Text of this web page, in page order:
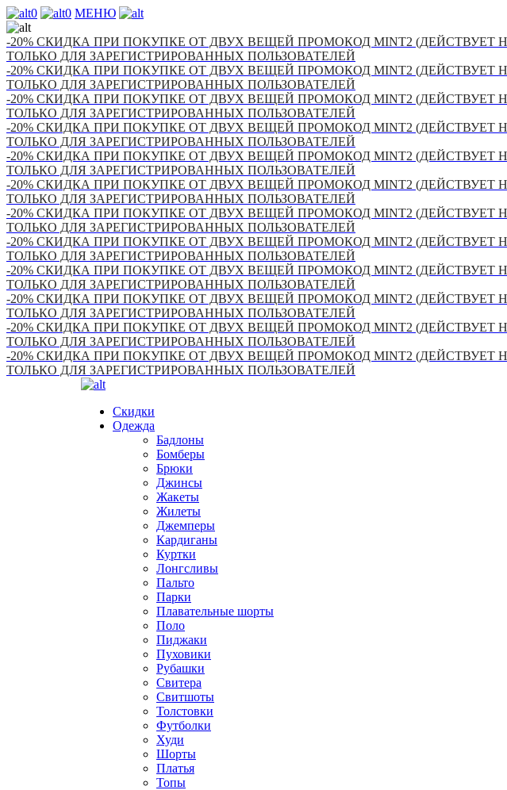
0 0 МЕНЮ
-20% СКИДКА ПРИ ПОКУПКЕ ОТ ДВУХ ВЕЩЕЙ ПРОМОКОД MINT2
ТОЛЬКО ДЛЯ ЗАРЕГИСТРИРОВАННЫХ ПОЛЬЗОВАТЕЛЕЙ
-20% СКИДКА ПРИ ПОКУПКЕ ОТ ДВУХ ВЕЩЕЙ ПРОМОКОД MINT2
ТОЛЬКО ДЛЯ ЗАРЕГИСТРИРОВАННЫХ ПОЛЬЗОВАТЕЛЕЙ
-20% СКИДКА ПРИ ПОКУПКЕ ОТ ДВУХ ВЕЩЕЙ ПРОМОКОД MINT2
ТОЛЬКО ДЛЯ ЗАРЕГИСТРИРОВАННЫХ ПОЛЬЗОВАТЕЛЕЙ
-20% СКИДКА ПРИ ПОКУПКЕ ОТ ДВУХ ВЕЩЕЙ ПРОМОКОД MINT2
ТОЛЬКО ДЛЯ ЗАРЕГИСТРИРОВАННЫХ ПОЛЬЗОВАТЕЛЕЙ
-20% СКИДКА ПРИ ПОКУПКЕ ОТ ДВУХ ВЕЩЕЙ ПРОМОКОД MINT2
ТОЛЬКО ДЛЯ ЗАРЕГИСТРИРОВАННЫХ ПОЛЬЗОВАТЕЛЕЙ
-20% СКИДКА ПРИ ПОКУПКЕ ОТ ДВУХ ВЕЩЕЙ ПРОМОКОД MINT2
ТОЛЬКО ДЛЯ ЗАРЕГИСТРИРОВАННЫХ ПОЛЬЗОВАТЕЛЕЙ
-20% СКИДКА ПРИ ПОКУПКЕ ОТ ДВУХ ВЕЩЕЙ ПРОМОКОД MINT2
ТОЛЬКО ДЛЯ ЗАРЕГИСТРИРОВАННЫХ ПОЛЬЗОВАТЕЛЕЙ
-20% СКИДКА ПРИ ПОКУПКЕ ОТ ДВУХ ВЕЩЕЙ ПРОМОКОД MINT2
ТОЛЬКО ДЛЯ ЗАРЕГИСТРИРОВАННЫХ ПОЛЬЗОВАТЕЛЕЙ
-20% СКИДКА ПРИ ПОКУПКЕ ОТ ДВУХ ВЕЩЕЙ ПРОМОКОД MINT2
ТОЛЬКО ДЛЯ ЗАРЕГИСТРИРОВАННЫХ ПОЛЬЗОВАТЕЛЕЙ
-20% СКИДКА ПРИ ПОКУПКЕ ОТ ДВУХ ВЕЩЕЙ ПРОМОКОД MINT2
ТОЛЬКО ДЛЯ ЗАРЕГИСТРИРОВАННЫХ ПОЛЬЗОВАТЕЛЕЙ
-20% СКИДКА ПРИ ПОКУПКЕ ОТ ДВУХ ВЕЩЕЙ ПРОМОКОД MINT2
ТОЛЬКО ДЛЯ ЗАРЕГИСТРИРОВАННЫХ ПОЛЬЗОВАТЕЛЕЙ
-20% СКИДКА ПРИ ПОКУПКЕ ОТ ДВУХ ВЕЩЕЙ ПРОМОКОД MINT2
ТОЛЬКО ДЛЯ ЗАРЕГИСТРИРОВАННЫХ ПОЛЬЗОВАТЕЛЕЙ
Скидки
Одежда
Бадлоны
Бомберы
Брюки
Джинсы
Жакеты
Жилеты
Джемперы
Кардиганы
Куртки
Лонгсливы
Пальто
Парки
Плавательные шорты
Поло
Пиджаки
Пуховики
Рубашки
Свитера
Свитшоты
Толстовки
Футболки
Худи
Шорты
Платья
Топы